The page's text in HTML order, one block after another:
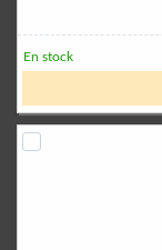
En stock